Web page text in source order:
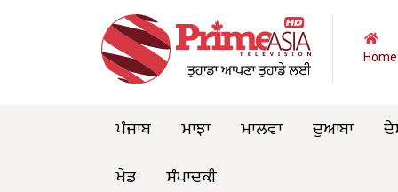
Home
ਪੰਜਾਬ ਮਾਝਾ ਮਾਲਵਾ ਦੁਆਬਾ
ਖੇਡ
ਸੰਪਾਦਕੀ